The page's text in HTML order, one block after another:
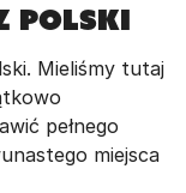
Polski
Mieliśmy tutaj
pełnego
miejsca